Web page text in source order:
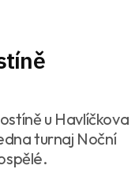
u Havlíčkova
turnaj Noční